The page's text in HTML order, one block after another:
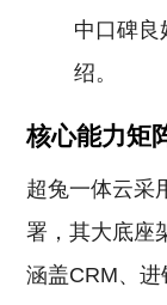
中口碑良
绍。
核心能力矩
超兔一体云采
署，其大底座
涵盖CRM、